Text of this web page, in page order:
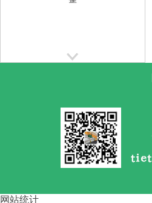
提
网站统计